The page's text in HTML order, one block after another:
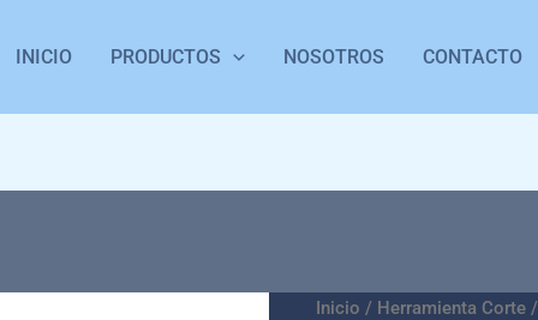
INICIO PRODUCTOS NOSOTROS CONTACTO
Inicio / Herramienta Corte
V-